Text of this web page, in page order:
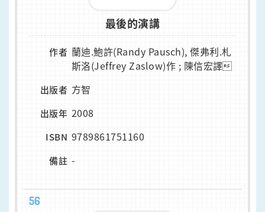
最後的演講
作者 蘭迪.鮑許(Randy Pausch), 傑弗利.札
斯洛(Jeffrey Zaslow)作 ; 陳信宏譯
出版者 方智
出版年 2008
ISBN 9789861751160
備註 -
56